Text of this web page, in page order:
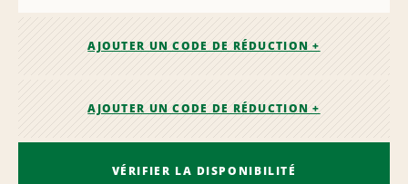
AJOUTER UN CODE DE RÉDUCTION +
AJOUTER UN CODE DE RÉDUCTION +
VÉRIFIER LA DISPONIBILITÉ